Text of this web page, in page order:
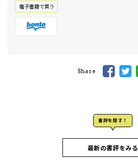
電⼦書籍で買う
Share
書評を探す！
最新の書評をみる